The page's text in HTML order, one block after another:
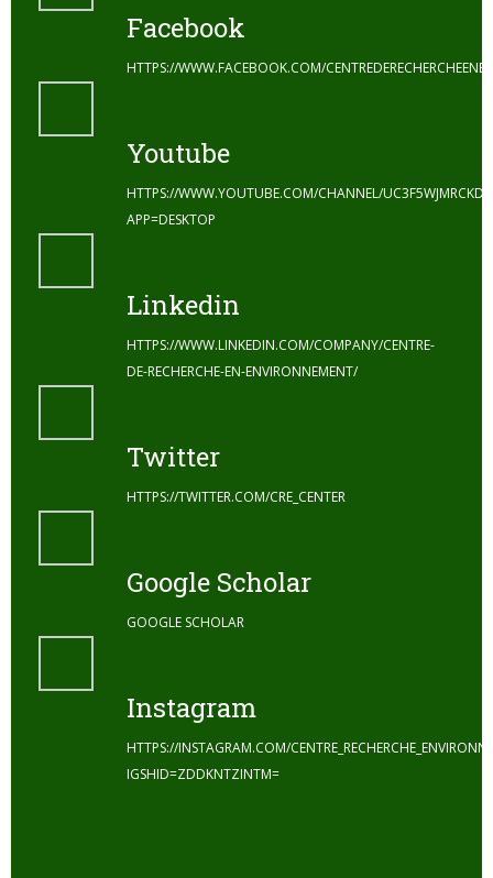
Facebook
HTTPS://WWW.FACEBOOK.COM/
Youtube
HTTPS://WWW.YOUTUBE.COM/CHANNEL/
APP=DESKTOP
Linkedin
HTTPS://WWW.LINKEDIN.COM/COMPANY/CENTRE-
DE-RECHERCHE-EN-ENVIRONNEMENT/
Twitter
HTTPS://TWITTER.COM/CRE_CENTER
Google Scholar
GOOGLE SCHOLAR
Instagram
HTTPS://INSTAGRAM.COM/
IGSHID=ZDDKNTZINTM=